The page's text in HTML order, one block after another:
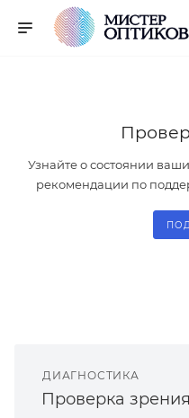
Узнайте о состоянии
рекомендации по
ДИАГНОСТИКА
Проверка зрения